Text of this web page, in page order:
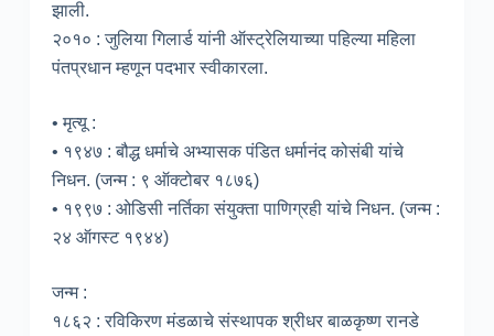
झाली.
२०१० : जुलिया गिलार्ड यांनी ऑस्ट्रेलियाच्या पहिल्या महिला
पंतप्रधान म्हणून पदभार स्वीकारला.
• मृत्यू :
• १९४७ : बौद्ध धर्माचे अभ्यासक पंडित धर्मानंद कोसंबी यांचे
निधन. (जन्म : ९ ऑक्टोबर १८७६)
• १९९७ : ओडिसी नर्तिका संयुक्ता पाणिग्रही यांचे निधन. (जन्म :
२४ ऑगस्ट १९४४)
जन्म :
१८६२ : रविकिरण मंडळाचे संस्थापक श्रीधर बाळकृष्ण रानडे